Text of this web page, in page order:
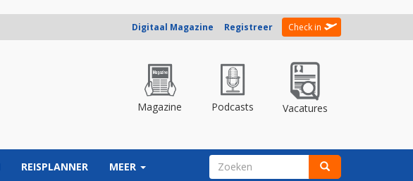
Digitaal Magazine Registreer Check in
Magazine Podcasts Vacatures
REISPLANNER MEER ZOEKVELD